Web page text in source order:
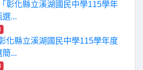
彰化縣立溪湖國民中學115學年
選...
化縣立溪湖國民中學115學年度
...